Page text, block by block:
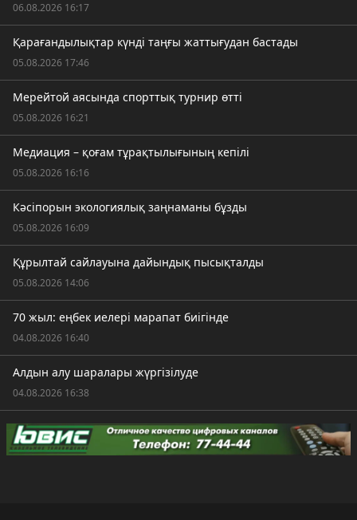
06.08.2026 16:17
Қарағандылықтар күнді таңғы жаттығудан бастады
05.08.2026 17:46
Мерейтой аясында спорттық турнир өтті
05.08.2026 16:21
Медиация – қоғам тұрақтылығының кепілі
05.08.2026 16:16
Кәсіпорын экологиялық заңнаманы бұзды
05.08.2026 16:09
Құрылтай сайлауына дайындық пысықталды
05.08.2026 14:06
70 жыл: еңбек иелері марапат биігінде
04.08.2026 16:40
Алдын алу шаралары жүргізілуде
04.08.2026 16:38